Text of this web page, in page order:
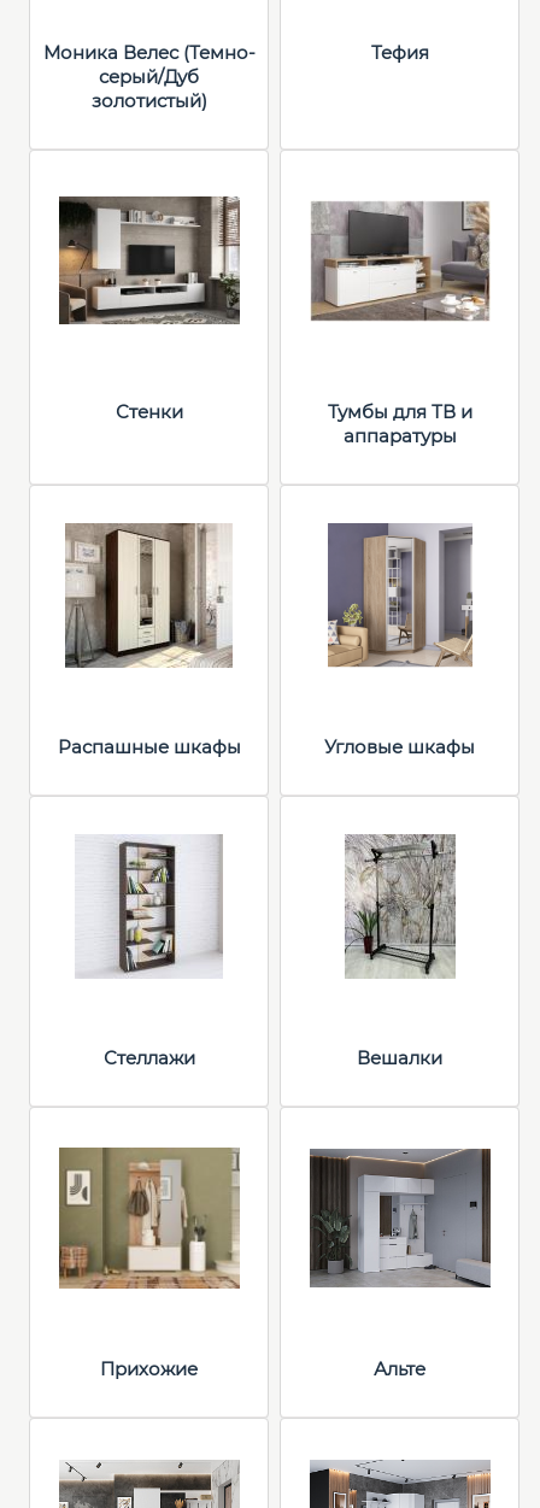
Моника Велес (Темно-
серый/Дуб
золотистый)
Тефия
Стенки
Тумбы для ТВ и
аппаратуры
Распашные шкафы Угловые шкафы
Стеллажи Вешалки
Прихожие Альте